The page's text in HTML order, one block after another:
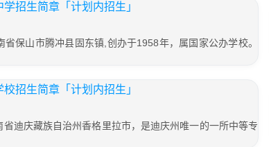
招生简章「计划内招生」
保山市腾冲县固东镇,创办于1958年，属国家公办学校。
招生简章「计划内招生」
迪庆藏族自治州香格里拉市，是迪庆州唯一的一所中等专